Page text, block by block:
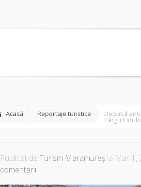
Acasă Reportaje turistice Debutul
Târgu
Publicat de Turism Maramureș la Mar 1,
comentarii